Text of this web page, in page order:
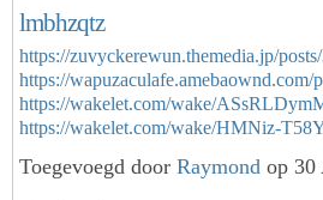
lmbhzqtz
https://zuvyckerewun.themedia.jp/
https://wapuzaculafe.amebaownd.com/
https://wakelet.com/wake/
https://wakelet.com/wake/HMNiz-
Toegevoegd door Raymond op 30